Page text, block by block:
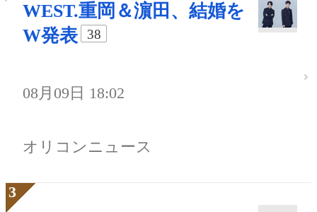
WEST.重岡＆濵田、結婚を
W発表
38
08月09日 18:02
オリコンニュース